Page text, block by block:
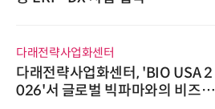
다래전략사업화센터
다래전략사업화센터, 'BIO USA 2
026'서 글로벌 빅파마와의 비즈니